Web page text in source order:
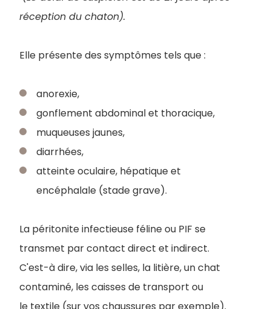
réception du chaton).
Elle présente des symptômes tels que :
anorexie,
gonflement abdominal et thoracique,
muqueuses jaunes,
diarrhées,
atteinte oculaire, hépatique et
encéphalale (stade grave).
La péritonite infectieuse féline ou PIF se
transmet par contact direct et indirect.
C'est-à dire, via les selles, la litière, un chat
contaminé, les caisses de transport ou